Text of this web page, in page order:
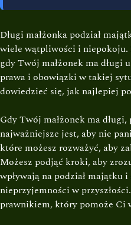
Długi małżonka podział
wiele wątpliwości i niepokoju.
gdy Twój małżonek ma długi
prawa i obowiązki w takiej
dowiedzieć się, jak najlepiej
Gdy Twój małżonek ma
najważniejsze jest, aby nie
które możesz rozważyć, aby
Możesz podjąć kroki, aby
wpływają na podział majątku
nieprzyjemności w
prawnikiem, który pomoże Ci